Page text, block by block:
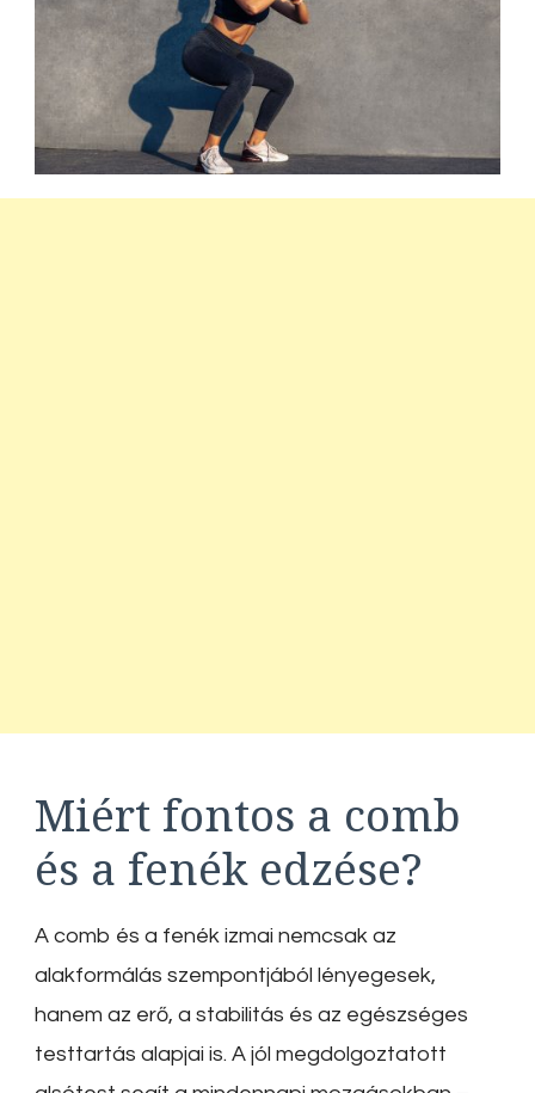
Miért fontos a comb
és a fenék edzése?
A comb és a fenék izmai nemcsak az
alakformálás szempontjából lényegesek,
hanem az erő, a stabilitás és az egészséges
testtartás alapjai is. A jól megdolgoztatott